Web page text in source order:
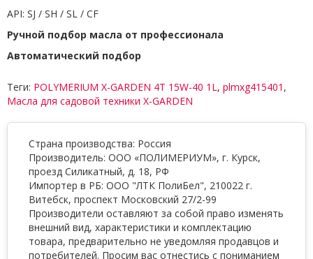
API: SJ / SH / SL / CF
Ручной подбор масла от профессионала
Автоматический подбор
Теги: POLYMERIUM X-GARDEN 4T 15W-40 1L, plmxg415401 ,
Масла для садовой техники X-GARDEN
Страна производства: Россия
Производитель: ООО «ПОЛИМЕРИУМ», г. Курск,
проезд Силикатный, д. 18, РФ
Импортер в РБ: ООО "ЛТК ПолиБел", 210022 г.
Витебск, проспект Московский 27/2-99
Производители оставляют за собой право изменять
внешний вид, характеристики и комплектацию
товара, предварительно не уведомляя продавцов и
потребителей. Просим вас отнестись с пониманием